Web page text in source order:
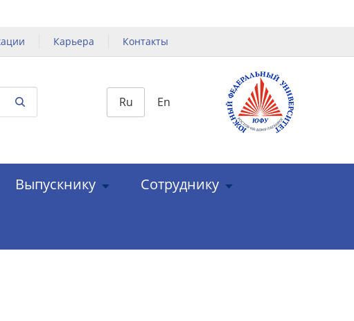
Карьера Контакты
Ru En
Выпускнику Сотруднику